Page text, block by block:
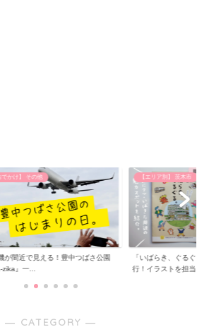
リア別】 茨木市
らき、ぐるぐる。 いばきた編」発
ラストを担当...
お知らせ
茨木市・おにクル周辺
紹介する冊子「いば...
― CATEGORY ―